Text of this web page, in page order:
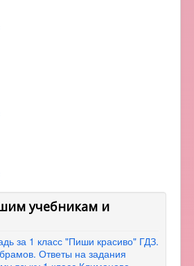
учебникам и
за 1 класс "Пиши красиво" ГДЗ.
Ответы на задания